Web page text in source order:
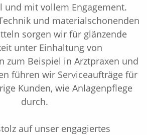
und mit vollem Engagement.
und materialschonenden
sorgen wir für glänzende
unter Einhaltung von
zum Beispiel in Arztpraxen und
führen wir Serviceaufträge für
Kunden, wie Anlagenpflege
durch.
auf unser engagiertes